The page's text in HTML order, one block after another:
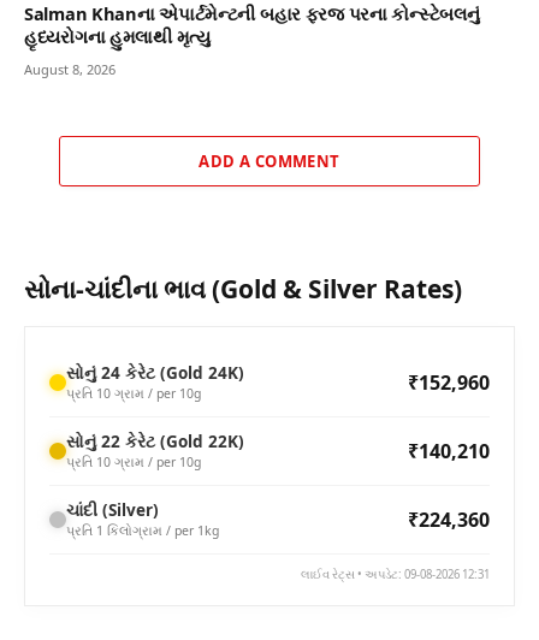
Salman Khanના એપાર્ટમેન્ટની બહાર ફરજ પરના કોન્સ્ટેબલનું
હૃદયરોગના હુમલાથી મૃત્યુ
August 8, 2026
ADD A COMMENT
સોના-ચાંદીના ભાવ (Gold & Silver Rates)
સોનું 24 કેરેટ (Gold 24K)
પ્રતિ 10 ગ્રામ / per 10g ₹152,960
સોનું 22 કેરેટ (Gold 22K)
પ્રતિ 10 ગ્રામ / per 10g ₹140,210
ચાંદી (Silver)
પ્રતિ 1 કિલોગ્રામ / per 1kg ₹224,360
લાઈવ રેટ્સ • અપડેટ: 09-08-2026 12:31